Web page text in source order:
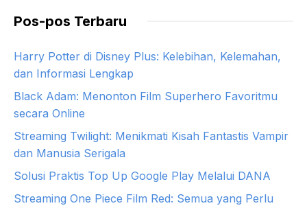
Pos-pos Terbaru
Harry Potter di Disney Plus: Kelebihan, Kelemahan,
dan Informasi Lengkap
Black Adam: Menonton Film Superhero Favoritmu
secara Online
Streaming Twilight: Menikmati Kisah Fantastis Vampir
dan Manusia Serigala
Solusi Praktis Top Up Google Play Melalui DANA
Streaming One Piece Film Red: Semua yang Perlu